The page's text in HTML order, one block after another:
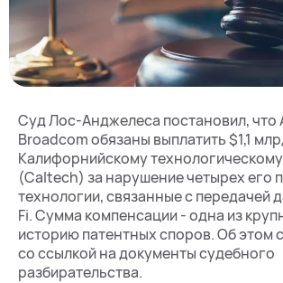
Суд Лос-Анджелеса постановил, что
Broadcom обязаны выплатить $1,1
Калифорнийскому
(Caltech) за нарушение четырех его
технологии, связанные с передачей
Fi. Сумма компенсации - одна из
историю патентных споров. Об этом
со ссылкой на документы судебного
разбирательства.